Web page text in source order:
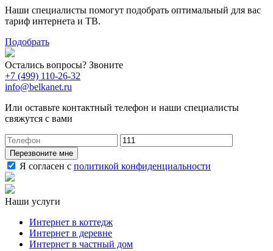
Наши специалисты помогут подобрать оптимальный для вас
тариф интернета и ТВ.
Подобрать
Остались вопросы? Звоните
+7 (499) 110-26-32
info@belkanet.ru
Или оставьте контактный телефон и наши специалисты
свяжутся с вами
Перезвоните мне
Я согласен с политикой конфиденциальности
Наши услуги
Интернет в коттедж
Интернет в деревне
Интернет в частный дом